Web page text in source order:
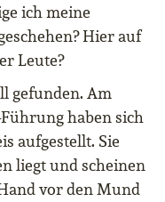
ich meine
Hier auf
Leute?
gefunden. Am
haben sich
aufgestellt. Sie
liegt und scheinen
vor den Mund